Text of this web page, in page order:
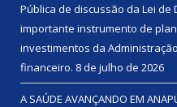
Pública de discussão da Lei de
importante instrumento de
investimentos da
financeiro. 8 de julho de 2026
A SAÚDE AVANÇANDO EM